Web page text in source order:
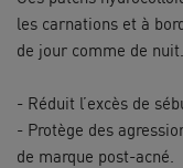
les carnations et à
de jour comme de nuit.
- Réduit l’excès de
- Protège des
de marque post-acné.